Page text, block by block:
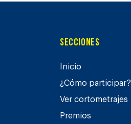
Secciones
Inicio
¿Cómo participar?
Ver cortometrajes
Premios